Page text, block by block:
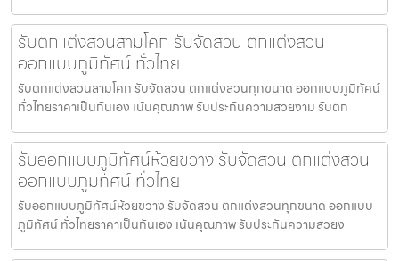
รับตกแต่งสวนสามโคก รับจัดสวน ตกแต่งสวน
ออกแบบภูมิทัศน์ ทั่วไทย
รับตกแต่งสวนสามโคก รับจัดสวน ตกแต่งสวนทุกขนาด ออกแบบภูมิทัศน์
ทั่วไทยราคาเป็นกันเอง เน้นคุณภาพ รับประกันความสวยงาม รับตก
รับออกแบบภูมิทัศน์ห้วยขวาง รับจัดสวน ตกแต่งสวน
ออกแบบภูมิทัศน์ ทั่วไทย
รับออกแบบภูมิทัศน์ห้วยขวาง รับจัดสวน ตกแต่งสวนทุกขนาด ออกแบบ
ภูมิทัศน์ ทั่วไทยราคาเป็นกันเอง เน้นคุณภาพ รับประกันความสวยง